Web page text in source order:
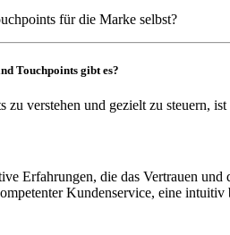
für die Marke selbst?
Touchpoints gibt es?
verstehen und gezielt zu steuern,
Erfahrungen, die das Vertrauen
Kundenservice, eine intuitiv